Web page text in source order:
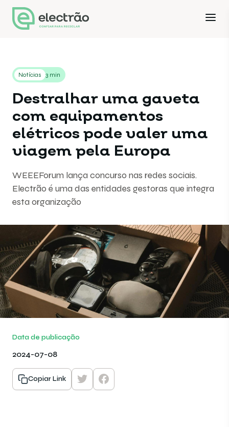
Notícias 3 min
Destralhar uma gaveta
com equipamentos
elétricos pode valer uma
viagem pela Europa
WEEEForum lança concurso nas redes sociais.
Electrão é uma das entidades gestoras que integra
esta organização
Data de publicação
2024-07-08
Copiar Link